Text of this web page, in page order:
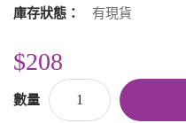
庫存狀態：
有現貨
$208
數量